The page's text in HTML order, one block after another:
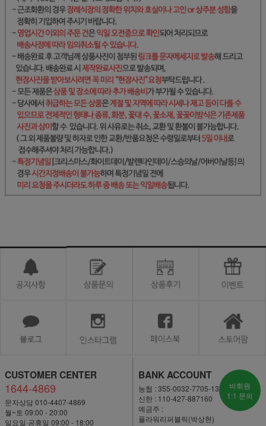
CUSTOMER CENTER
1644-4869
문자상담 010-4407-4869
월~토 09:00 - 20:00
일요일·공휴일 09:00 - 18:00
BANK ACCOUNT
농협 : 355-0032-7705-13
신한 : 110-427-887160
예금주 :
플라워리퍼블릭(박상현)
비회원
1:1 문의